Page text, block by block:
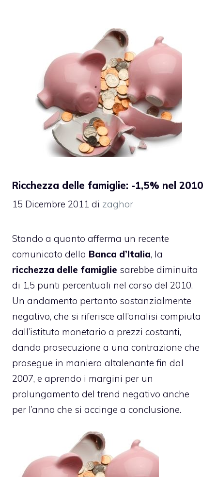
Ricchezza delle famiglie: -1,5% nel 2010
15 Dicembre 2011 di zaghor
Stando a quanto afferma un recente
comunicato della Banca d’Italia, la
ricchezza delle famiglie sarebbe diminuita
di 1,5 punti percentuali nel corso del 2010.
Un andamento pertanto sostanzialmente
negativo, che si riferisce all’analisi compiuta
dall’istituto monetario a prezzi costanti,
dando prosecuzione a una contrazione che
prosegue in maniera altalenante fin dal
2007, e aprendo i margini per un
prolungamento del trend negativo anche
per l’anno che si accinge a conclusione.